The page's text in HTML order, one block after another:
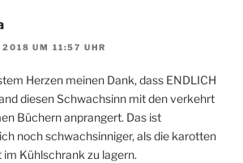
UM 11:57 UHR
Herzen meinen Dank, dass ENDLICH
diesen Schwachsinn mit den verkehrt
Büchern anprangert. Das ist
noch schwachsinniger, als die karotten
Kühlschrank zu lagern.